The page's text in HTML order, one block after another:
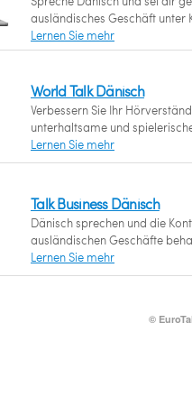
ausländisches Geschäft unter
Lernen Sie mehr
World Talk Dänisch
Verbessern Sie Ihr
unterhaltsame und
Lernen Sie mehr
Talk Business Dänisch
Dänisch sprechen und die
ausländischen Geschäfte
Lernen Sie mehr
©